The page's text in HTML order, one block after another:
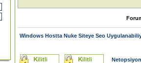
Windows Hostta Nuke Siteye Seo